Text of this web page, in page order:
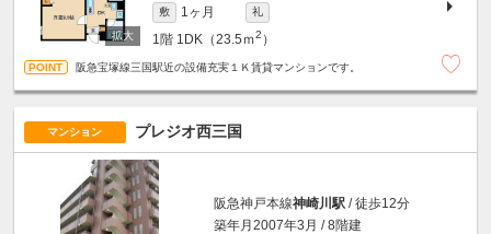
敷 1ヶ月 礼
1階 1DK（23.5ｍ2 ）
阪急宝塚線三国駅近の設備充実１Ｋ賃貸マンションです。
マンション プレジオ西三国
阪急神戸本線神崎川駅 / 徒歩12分
築年月2007年3月 / 8階建